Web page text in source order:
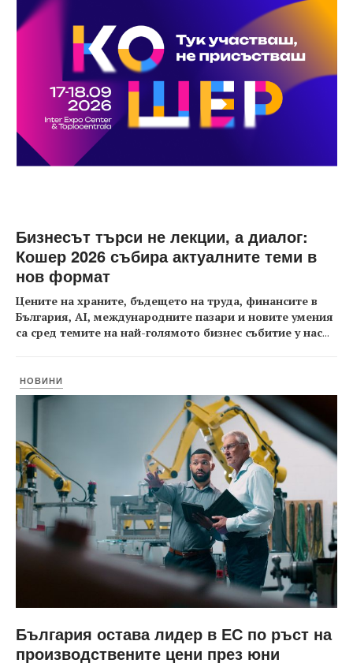
Бизнесът търси не лекции, а диалог:
Кошер 2026 събира актуалните теми в
нов формат
Цените на храните, бъдещето на труда, финансите в
България, AI, международните пазари и новите умения
са сред темите на най-голямото бизнес събитие у нас...
НОВИНИ
България остава лидер в ЕС по ръст на
производствените цени през юни